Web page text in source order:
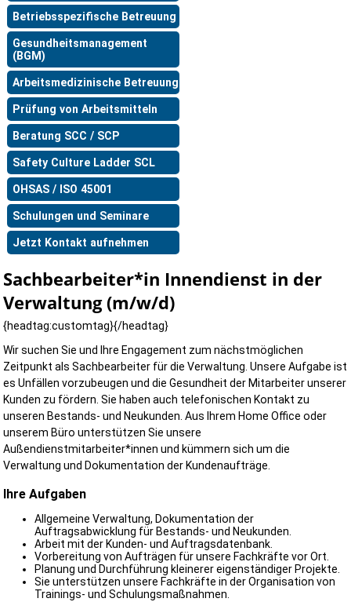
Betriebsspezifische Betreuung
Gesundheitsmanagement
(BGM)
Arbeitsmedizinische Betreuung
Prüfung von Arbeitsmitteln
Beratung SCC / SCP
Safety Culture Ladder SCL
OHSAS / ISO 45001
Schulungen und Seminare
Jetzt Kontakt aufnehmen
Sachbearbeiter*in Innendienst in der
Verwaltung (m/w/d)
{headtag:customtag}{/headtag}
Wir suchen Sie und Ihre Engagement zum nächstmöglichen
Zeitpunkt als Sachbearbeiter für die Verwaltung. Unsere Aufgabe ist
es Unfällen vorzubeugen und die Gesundheit der Mitarbeiter unserer
Kunden zu fördern. Sie haben auch telefonischen Kontakt zu
unseren Bestands- und Neukunden. Aus Ihrem Home Office oder
unserem Büro unterstützen Sie unsere
Außendienstmitarbeiter*innen und kümmern sich um die
Verwaltung und Dokumentation der Kundenaufträge.
Ihre Aufgaben
Allgemeine Verwaltung, Dokumentation der
Auftragsabwicklung für Bestands- und Neukunden.
Arbeit mit der Kunden- und Auftragsdatenbank.
Vorbereitung von Aufträgen für unsere Fachkräfte vor Ort.
Planung und Durchführung kleinerer eigenständiger Projekte.
Sie unterstützen unsere Fachkräfte in der Organisation von
Trainings- und Schulungsmaßnahmen.